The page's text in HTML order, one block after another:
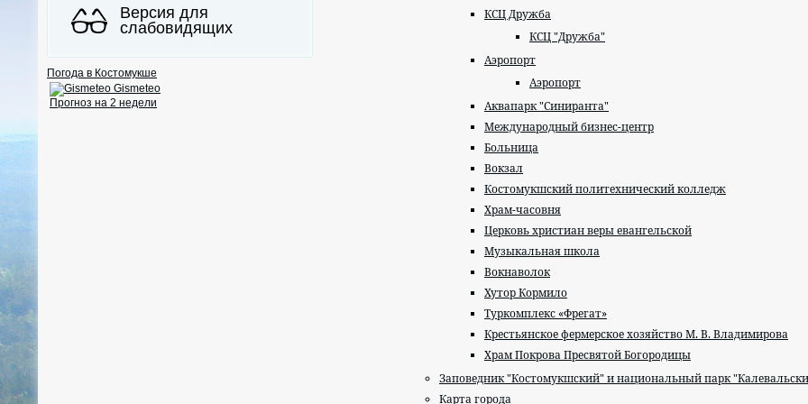
Версия для
слабовидящих
Погода в Костомукше
Gismeteo
Прогноз на 2 недели
КСЦ Дружба
КСЦ "Дружба"
Аэропорт
Аэропорт
Аквапарк "Синиранта"
Международный бизнес-центр
Больница
Вокзал
Костомукшский политехнический колледж
Храм-часовня
Церковь христиан веры евангельской
Музыкальная школа
Вокнаволок
Хутор Кормило
Туркомплекс «Фрегат»
Крестьянское фермерское хозяйство М. В. Владимирова
Храм Покрова Пресвятой Богородицы
Заповедник "Костомукшский" и национальный парк
Карта города